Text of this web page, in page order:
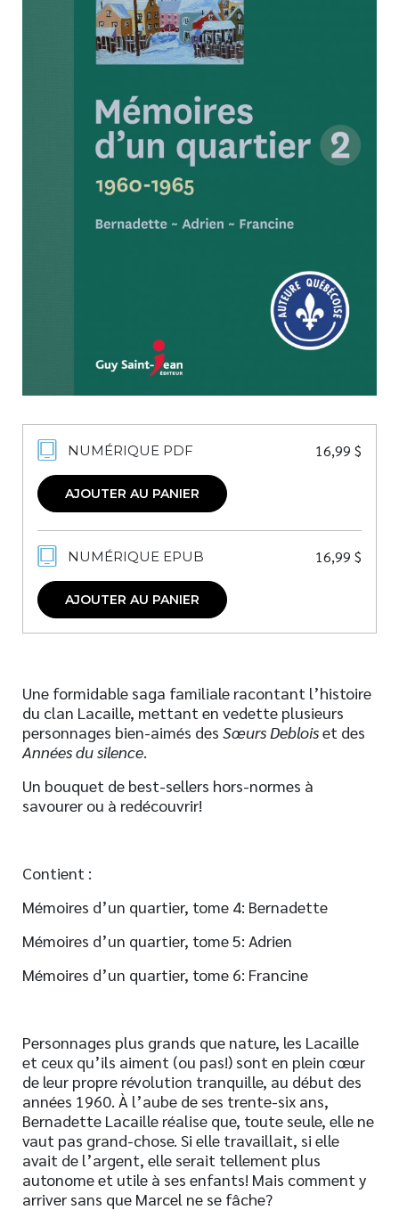
Nouveautés
Meilleurs vendeurs
Page vedette
NUMÉRIQUE PDF 16,99 $
AJOUTER AU PANIER
NUMÉRIQUE EPUB 16,99 $
AJOUTER AU PANIER
Une formidable saga familiale racontant l’histoire
du clan Lacaille, mettant en vedette plusieurs
personnages bien-aimés des Sœurs Debloiset des
Années du silence.
Un bouquet de best-sellers hors-normes à
savourer ou à redécouvrir!
Contient :
Mémoires d’un quartier, tome 4: Bernadette
Mémoires d’un quartier, tome 5: Adrien
Mémoires d’un quartier, tome 6: Francine
Personnages plus grands que nature, les Lacaille
et ceux qu’ils aiment (ou pas!) sont en plein cœur
de leur propre révolution tranquille, au début des
années 1960. À l’aube de ses trente-six ans,
Bernadette Lacaille réalise que, toute seule, elle ne
vaut pas grand-chose. Si elle travaillait, si elle
avait de l’argent, elle serait tellement plus
autonome et utile à ses enfants! Mais comment y
arriver sans que Marcel ne se fâche?